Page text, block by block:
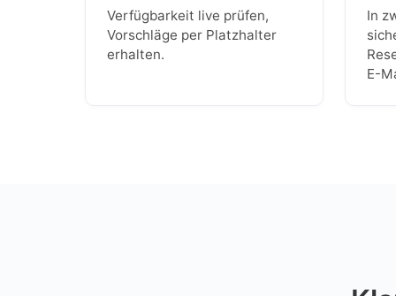
Verfügbarkeit live prüfen,
Vorschläge per Platzhalter
erhalten.
In
E-